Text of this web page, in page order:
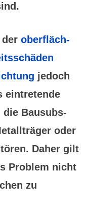
der ober­fläch­
jedoch
eintre­tende
die Bausubs­
oder
Daher gilt
Problem nicht
zu